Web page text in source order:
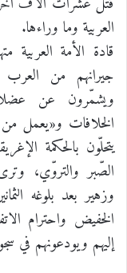
العربية وما وراءها.
قادة الأمة
جيرانهم من العرب
ويشمّرون عن
الخلافات و«يعمل
يتحلّون بالحكمة
الصّبر والتروّي،
وزهير بعد بلوغه
الخفيض واحترام
إليهم ويودعونهم في